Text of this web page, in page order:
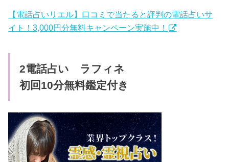
【電話占いリエル】口コミで当たると評判の電話占いサ
イト！3,000円分無料キャンペーン実施中！
2電話占い ラフィネ
初回10分無料鑑定付き